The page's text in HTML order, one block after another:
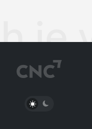
je
PŘEPNOUT